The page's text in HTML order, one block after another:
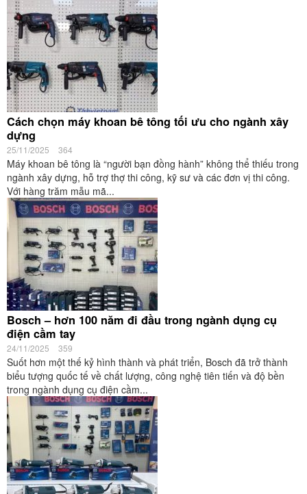
Cách chọn máy khoan bê tông tối ưu cho ngành xây
dựng
25/11/2025 364
Máy khoan bê tông là “người bạn đồng hành” không thể thiếu trong
ngành xây dựng, hỗ trợ thợ thi công, kỹ sư và các đơn vị thi công.
Với hàng trăm mẫu mã...
Bosch – hơn 100 năm đi đầu trong ngành dụng cụ
điện cầm tay
24/11/2025 359
Suốt hơn một thế kỷ hình thành và phát triển, Bosch đã trở thành
biểu tượng quốc tế về chất lượng, công nghệ tiên tiến và độ bền
trong ngành dụng cụ điện cầm...